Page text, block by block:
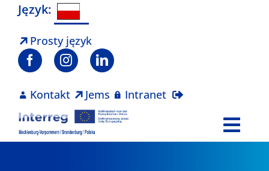
Skip
content
Język:
Prosty język
Kontakt Jems Intranet